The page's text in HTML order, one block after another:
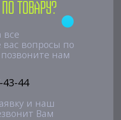
товару?
вопросы по
нам
43-44
и наш
Вам